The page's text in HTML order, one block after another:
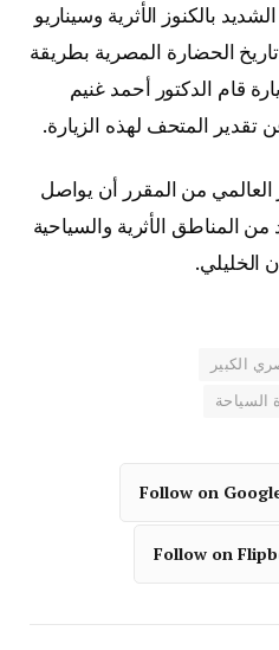
بالكنوز الأثرية وسيناريو
الحضارة المصرية بطريقة
قام الدكتور أحمد غنيم
تقدير المتحف لهذه الزيارة.
العالمي من المقرر أن يواصل
المناطق الأثرية والسياحية
الخليلي.
الكبير
السياحة
Follow on
Follow on